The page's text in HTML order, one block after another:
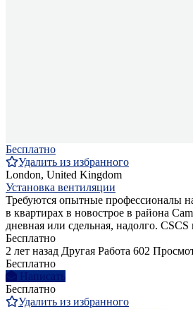
Бесплатно
Удалить из избранного
London, United Kingdom
Установка вентиляции
Требуются опытные профессионалы
в квартирах в новострое в района
дневная или сдельная, надолго. CSCS
Бесплатно
2 лет назад Другая Работа 602
Бесплатно
Написать
Бесплатно
Удалить из избранного